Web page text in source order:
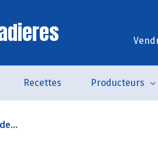
Recettes Producteurs